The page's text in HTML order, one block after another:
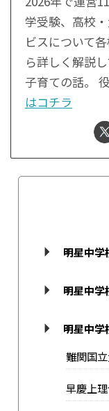
学受験、高校
ビスについて
ら詳しく解説
子育ての話。
はコチラ
明星中学
明星中学
明星中学
難関国
早慶上